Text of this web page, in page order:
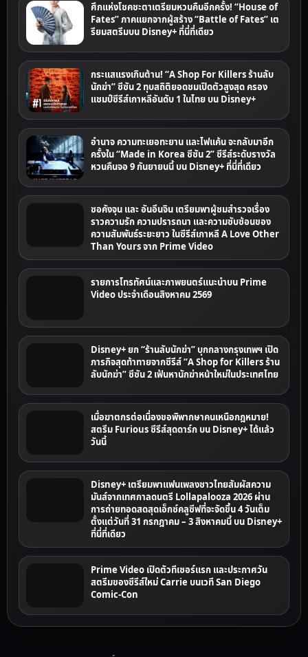
ศึกแห่งโชคชะตาเตรียมหวนคืนอีกครั้ง! “House of
Fates” ภาคแยกจากผู้สร้าง “Battle of Fates” เต
รียมสตรีมบน Disney+ ที่นี่ที่เดียว
กระแสแรงเกินต้าน! “A Shop For Killers ร้านลับ
นักฆ่า” ซีซัน 2 ทุบสถิติยอดชมเปิดตัวสูงสุด ครอง
แชมป์ซีรีส์เกาหลีอันดับ 1 ในไทย บน Disney+
อำนาจ ความทะเยอทะยาน และไฟแค้น จะกลับมาอีก
ครั้งใน “Made in Korea ซีซัน 2” ซีรีส์ระดับรางวัล
หวนคืนจอ 9 กันยายนนี้ บน Disney+ ที่นี่ที่เดียว
ซอคังจุน และ อันอึนจิน เตรียมพาผู้ชมสำรวจเรื่อง
ราวความรัก ความปรารถนา และความซับซ้อนของ
ความสัมพันธ์ระยะยาว ในซีรีส์เกาหลี A Love Other
Than Yours จาก Prime Video
รายการโทรทัศน์และภาพยนตร์แนะนำบน Prime
Video ประจำเดือนสิงหาคม 2569
Disney+ ยก “ร้านลับนักฆ่า” บุกกลางกรุงเทพฯ เปิด
ภารกิจสุดท้าทายจากซีรีส์ “A Shop for Killers ร้าน
ลับนักฆ่า” ซีซัน 2 เฟ้นหานักฆ่าหน้าใหม่ในประเทศไทย
เมื่อฆาตกรต่อเนื่องขอพิพากษาคนเหนือกฎหมาย!
สตรีม Furious ซีรีส์สุดดาร์ก บน Disney+ ได้แล้ว
วันนี้
Disney+ เตรียมพาแฟนเพลงชาวไทยสัมผัสความ
มันส์จากเทศกาลดนตรี Lollapalooza 2026 ผ่าน
การถ่ายทอดสดสุดเอ็กซ์คลูซีฟที่จะจัดขึ้น 4 วันเต็ม
ตั้งแต่วันที่ 31 กรกฎาคม – 3 สิงหาคมนี้ บน Disney+
ที่นี่ที่เดียว
Prime Video เปิดตัวทีเซอร์แรก และประกาศวัน
สตรีมของซีรีส์ใหม่ Carrie บนเวที San Diego
Comic-Con